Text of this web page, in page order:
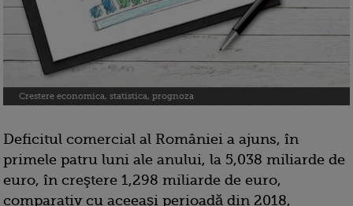
Crestere economica, statistica, prognoza
Deficitul comercial al României a ajuns, în
primele patru luni ale anului, la 5,038 miliarde de
euro, în creştere 1,298 miliarde de euro,
comparativ cu aceeaşi perioadă din 2018,